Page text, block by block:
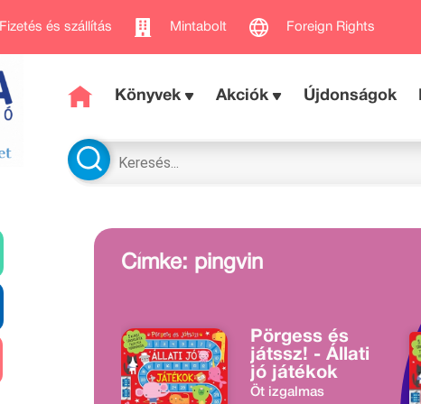
Fizetés és szállítás Mintabolt Foreign Rights
Könyvek Akciók Újdonságok
Címke: pingvin
Pörgess és
játssz! - Állati
jó játékok
Öt izgalmas